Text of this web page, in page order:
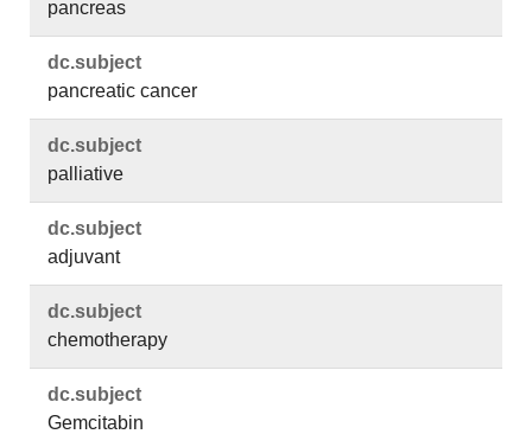
pancreas
dc.​subject
pancreatic cancer
dc.​subject
palliative
dc.​subject
adjuvant
dc.​subject
chemotherapy
dc.​subject
Gemcitabin